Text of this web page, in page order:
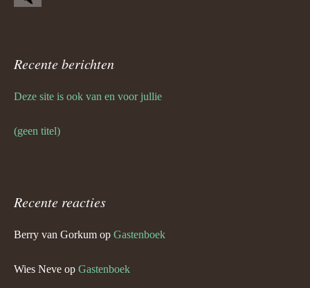
Recente berichten
Deze site is ook van en voor jullie
(geen titel)
Recente reacties
Berry van Gorkum op Gastenboek
Wies Neve op Gastenboek